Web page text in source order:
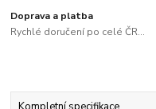
Doprava a platba
Rychlé doručení po celé ČR...